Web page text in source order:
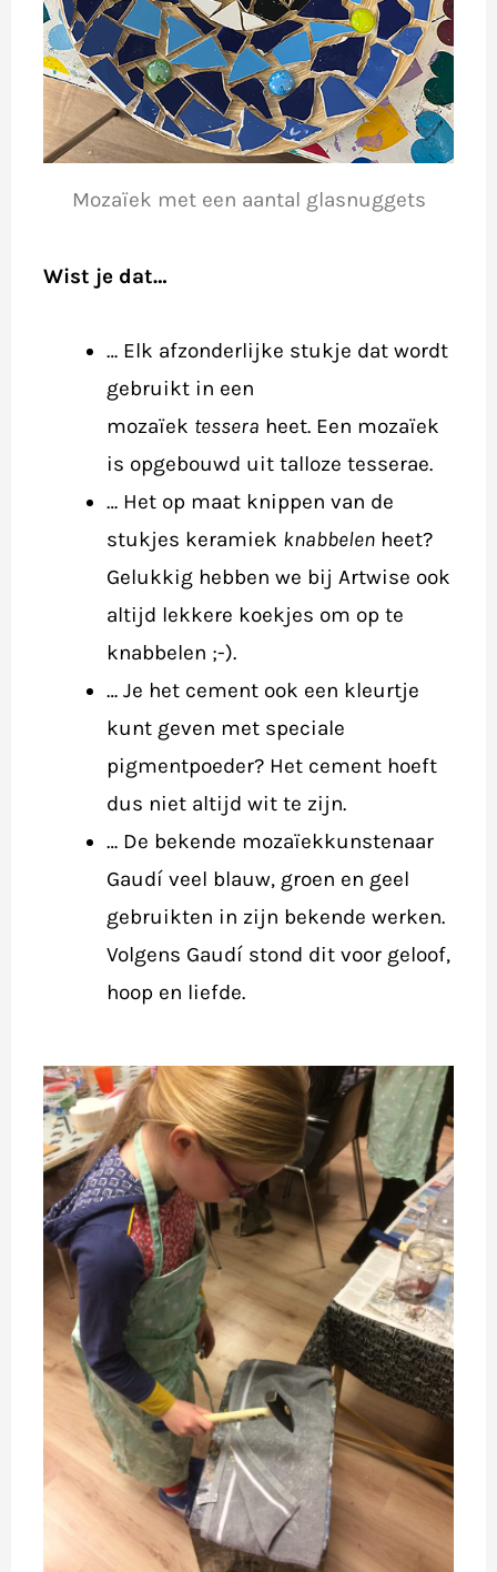
Mozaïek met een aantal glasnuggets
Wist je dat…
… Elk afzonderlijke stukje dat wordt
gebruikt in een
mozaïek tessera heet. Een mozaïek
is opgebouwd uit talloze tesserae.
… Het op maat knippen van de
stukjes keramiek knabbelen heet?
Gelukkig hebben we bij Artwise ook
altijd lekkere koekjes om op te
knabbelen ;-).
… Je het cement ook een kleurtje
kunt geven met speciale
pigmentpoeder? Het cement hoeft
dus niet altijd wit te zijn.
… De bekende mozaïekkunstenaar
Gaudí veel blauw, groen en geel
gebruikten in zijn bekende werken.
Volgens Gaudí stond dit voor geloof,
hoop en liefde.